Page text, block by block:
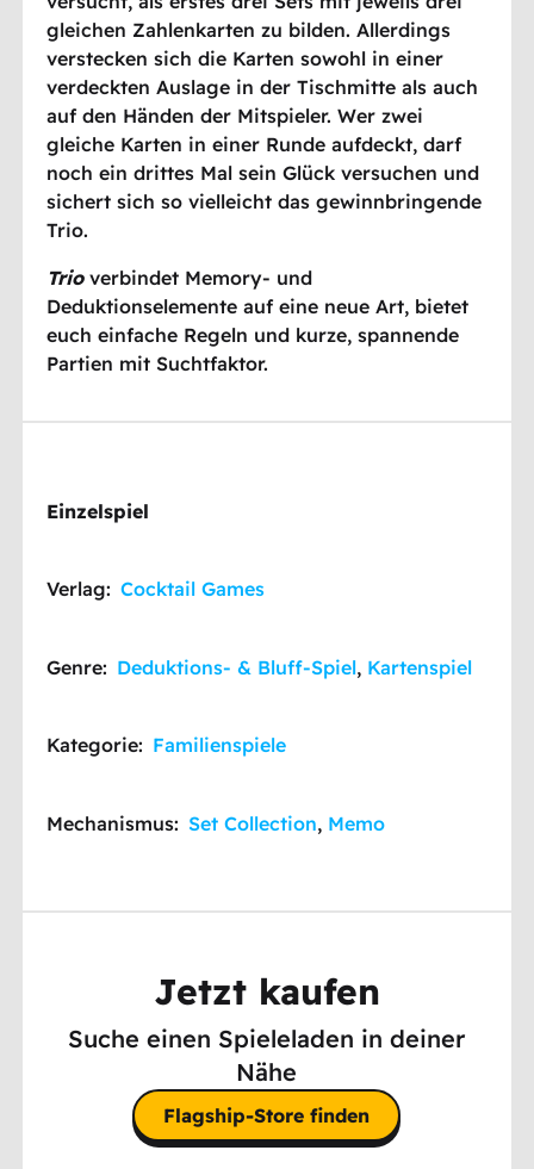
gleichen Zahlenkarten zu bilden. Allerdings
verstecken sich die Karten sowohl in einer
verdeckten Auslage in der Tischmitte als auch
auf den Händen der Mitspieler. Wer zwei
gleiche Karten in einer Runde aufdeckt, darf
noch ein drittes Mal sein Glück versuchen und
sichert sich so vielleicht das gewinnbringende
Trio.
Trioverbindet Memory- und
Deduktionselemente auf eine neue Art, bietet
euch einfache Regeln und kurze, spannende
Partien mit Suchtfaktor.
Einzelspiel
Verlag: Cocktail Games
Genre: Deduktions- & Bluff-Spiel, Kartenspiel
Kategorie: Familienspiele
Mechanismus: Set Collection, Memo
Jetzt kaufen
Suche einen Spieleladen in deiner
Nähe
Flagship-Store finden